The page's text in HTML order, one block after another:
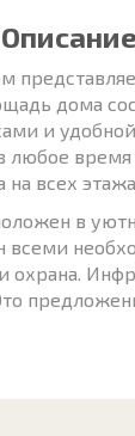
дома
и
любое
всех
в
всеми
охрана.